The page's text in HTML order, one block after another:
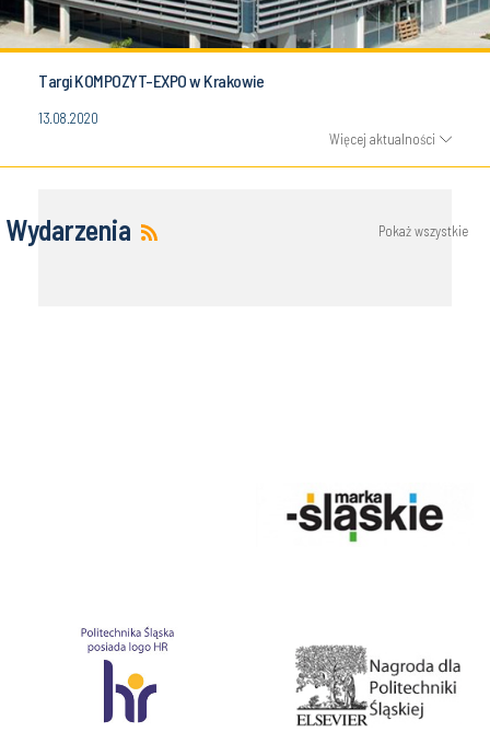
Targi KOMPOZYT-EXPO w Krakowie
13.08.2020
Więcej aktualności
Wydarzenia Pokaż wszystkie